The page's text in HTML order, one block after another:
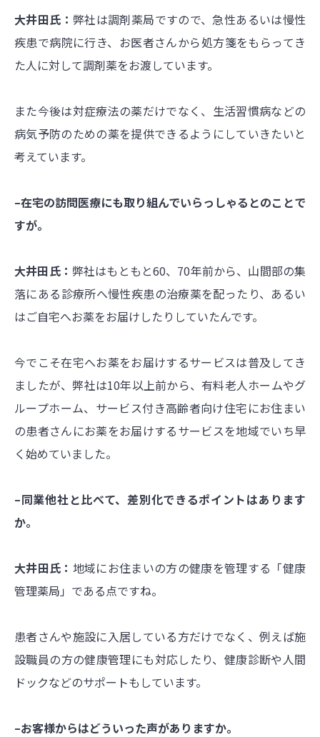
大井田氏： 弊社は調剤薬局ですので、急性あるいは慢性
疾患で病院に行き、お医者さんから処方箋をもらってき
た人に対して調剤薬をお渡しています。
また今後は対症療法の薬だけでなく、生活習慣病などの
病気予防のための薬を提供できるようにしていきたいと
考えています。
–在宅の訪問医療にも取り組んでいらっしゃるとのことで
すが。
大井田氏： 弊社はもともと60、70年前から、山間部の集
落にある診療所へ慢性疾患の治療薬を配ったり、あるい
はご自宅へお薬をお届けしたりしていたんです。
今でこそ在宅へお薬をお届けするサービスは普及してき
ましたが、弊社は10年以上前から、有料老人ホームやグ
ループホーム、サービス付き高齢者向け住宅にお住まい
の患者さんにお薬をお届けするサービスを地域でいち早
く始めていました。
–同業他社と比べて、差別化できるポイントはあります
か。
大井田氏： 地域にお住まいの方の健康を管理する「健康
管理薬局」である点ですね。
患者さんや施設に入居している方だけでなく、例えば施
設職員の方の健康管理にも対応したり、健康診断や人間
ドックなどのサポートもしています。
–お客様からはどういった声がありますか。